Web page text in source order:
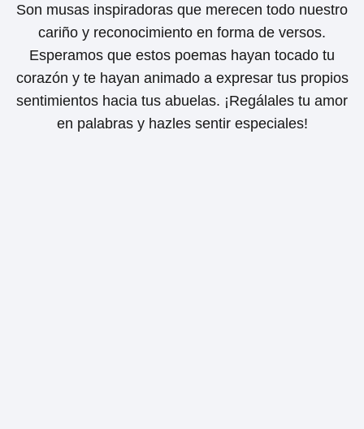
Son musas inspiradoras que merecen todo nuestro
cariño y reconocimiento en forma de versos.
Esperamos que estos poemas hayan tocado tu
corazón y te hayan animado a expresar tus propios
sentimientos hacia tus abuelas. ¡Regálales tu amor
en palabras y hazles sentir especiales!